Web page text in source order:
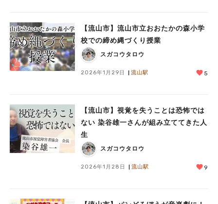
【流山市】流山市立おおたかの森小学
校での締め縄づくり授業
スガコウタロウ
2026年1月29日 流山駅 5
【流山市】視覚を失うことは恐怖では
ない 染谷雄一さんが組み立ててきた人
生
スガコウタロウ
2026年1月28日 流山駅 9